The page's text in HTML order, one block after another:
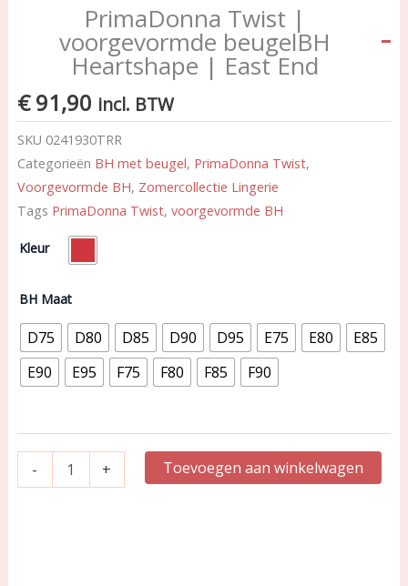
PrimaDonna Twist |
voorgevormde beugelBH
Heartshape | East End
€91,90 incl. BTW
SKU 0241930TRR
Categorieën BH met beugel, PrimaDonna Twist,
Voorgevormde BH, Zomercollectie Lingerie
Tags PrimaDonna Twist, voorgevormde BH
Kleur
BH Maat
D75 D80 D85 D90 D95 E75 E80
E85
E90
E95 F75 F80 F85 F90
-
PrimaDonna
voorgevormde
Heartshape
|
East
End
+ Toevoegen aan winkelwagen